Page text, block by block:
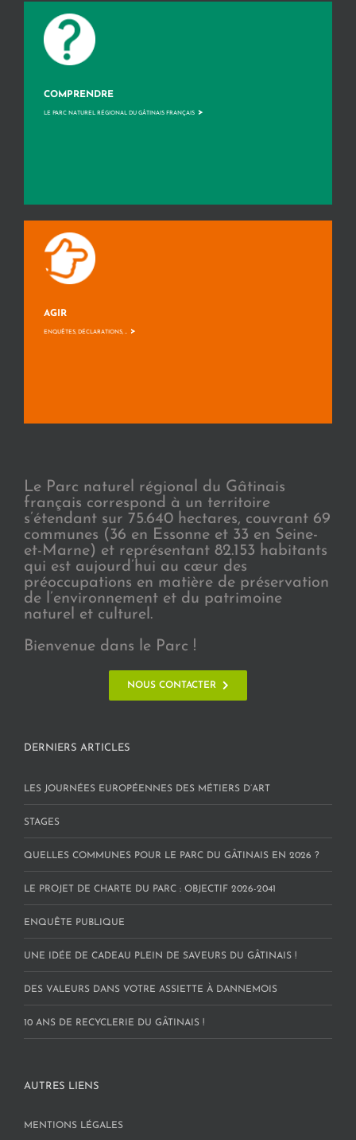
COMPRENDRE
LE PARC NATUREL RÉGIONAL DU GÂTINAIS FRANÇAIS >
AGIR
ENQUÊTES, DÉCLARATIONS, ... >
Le Parc naturel régional du Gâtinais
français correspond à un territoire
s’étendant sur 75.640 hectares, couvrant 69
communes (36 en Essonne et 33 en Seine-
et-Marne) et représentant 82.153 habitants
qui est aujourd’hui au cœur des
préoccupations en matière de préservation
de l’environnement et du patrimoine
naturel et culturel.
Bienvenue dans le Parc !
NOUS CONTACTER
DERNIERS ARTICLES
LES JOURNÉES EUROPÉENNES DES MÉTIERS D’ART
STAGES
QUELLES COMMUNES POUR LE PARC DU GÂTINAIS EN 2026 ?
LE PROJET DE CHARTE DU PARC : OBJECTIF 2026-2041
ENQUÊTE PUBLIQUE
UNE IDÉE DE CADEAU PLEIN DE SAVEURS DU GÂTINAIS !
DES VALEURS DANS VOTRE ASSIETTE À DANNEMOIS
10 ANS DE RECYCLERIE DU GÂTINAIS !
AUTRES LIENS
MENTIONS LÉGALES